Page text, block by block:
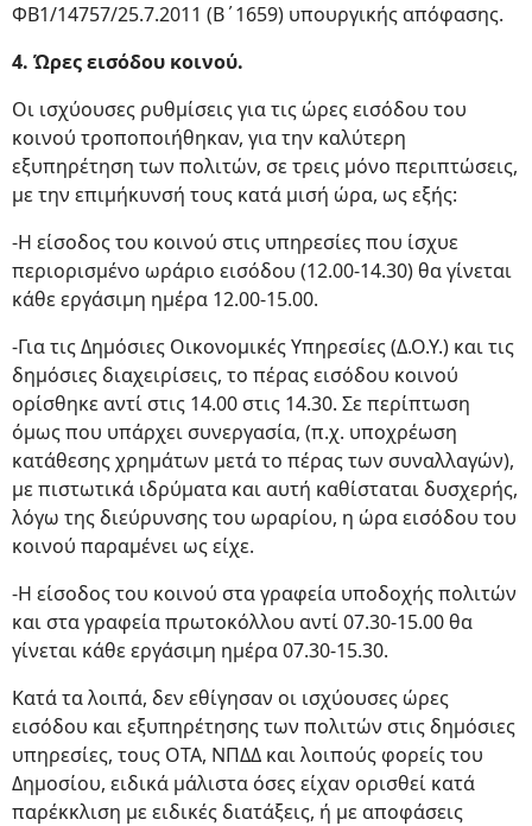
ΦΒ1/14757/25.7.2011 (Β΄1659) υπουργικής απόφασης.
4. Ώρες εισόδου κοινού.
Οι ισχύουσες ρυθμίσεις για τις ώρες εισόδου του
κοινού τροποποιήθηκαν, για την καλύτερη
εξυπηρέτηση των πολιτών, σε τρεις μόνο περιπτώσεις,
με την επιμήκυνσή τους κατά μισή ώρα, ως εξής:
-Η είσοδος του κοινού στις υπηρεσίες που ίσχυε
περιορισμένο ωράριο εισόδου (12.00-14.30) θα γίνεται
κάθε εργάσιμη ημέρα 12.00-15.00.
-Για τις Δημόσιες Οικονομικές Υπηρεσίες (Δ.Ο.Υ.) και τις
δημόσιες διαχειρίσεις, το πέρας εισόδου κοινού
ορίσθηκε αντί στις 14.00 στις 14.30. Σε περίπτωση
όμως που υπάρχει συνεργασία, (π.χ. υποχρέωση
κατάθεσης χρημάτων μετά το πέρας των συναλλαγών),
με πιστωτικά ιδρύματα και αυτή καθίσταται δυσχερής,
λόγω της διεύρυνσης του ωραρίου, η ώρα εισόδου του
κοινού παραμένει ως είχε.
-Η είσοδος του κοινού στα γραφεία υποδοχής πολιτών
και στα γραφεία πρωτοκόλλου αντί 07.30-15.00 θα
γίνεται κάθε εργάσιμη ημέρα 07.30-15.30.
Κατά τα λοιπά, δεν εθίγησαν οι ισχύουσες ώρες
εισόδου και εξυπηρέτησης των πολιτών στις δημόσιες
υπηρεσίες, τους ΟΤΑ, ΝΠΔΔ και λοιπούς φορείς του
Δημοσίου, ειδικά μάλιστα όσες είχαν ορισθεί κατά
παρέκκλιση με ειδικές διατάξεις, ή με αποφάσεις